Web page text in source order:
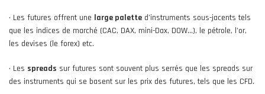
• Les futures offrent une large palette d’instruments sous-jacents tels
que les indices de marché (CAC, DAX, mini-Dax, DOW...), le pétrole, l’or,
les devises (le forex) etc.
• Les spreads sur futures sont souvent plus serrés que les spreads sur
des instruments qui se basent sur les prix des futures, tels que les CFD.